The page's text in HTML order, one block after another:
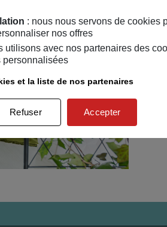
: nous nous servons de cookies
nos offres
utilisons avec nos partenaires des
personnalisées
et la liste de nos partenaires
Refuser Accepter